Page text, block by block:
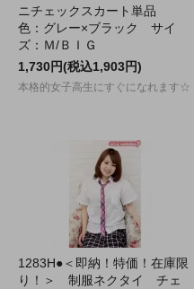
ニチェックスカート単品
色：グレー×ブラック サイ
ズ：Ｍ/ＢＩＧ
1,730円(税込1,903円)
本格的女子高生にすぐになれます☆
1283H●＜即納！特価！在庫限
り！＞ 制服ネクタイ チェ